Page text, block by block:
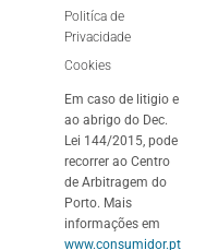
Politíca de
Privacidade
Cookies
Em caso de litigio e
ao abrigo do Dec.
Lei 144/2015, pode
recorrer ao Centro
de Arbitragem do
Porto. Mais
informações em
www.consumidor.pt